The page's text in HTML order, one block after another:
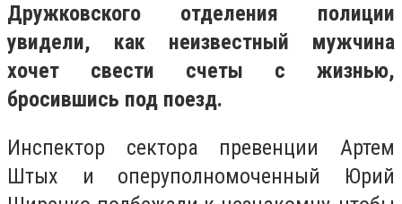
Дружковского отделения полиции
увидели, как неизвестный мужчина
хочет свести счеты с жизнью,
бросившись под поезд.
Инспектор сектора превенции Артем
Штых и оперуполномоченный Юрий